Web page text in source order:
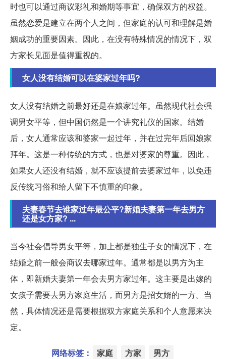
时也可以通过商议彩礼和婚期等事宜，确保双方的权益。
虽然恋爱是建立在两个人之间，但家庭的认可和理解是婚
姻成功的重要因素。因此，在没有特殊情况的情况下，双
方家长见面是值得重视的。
女人没有结婚可以在婆家过年吗?
女人没有结婚之前最好还是在娘家过年。虽然现代社会强
调男女平等，但中国仍然是一个讲究礼仪的国家。结婚
后，女人通常应该和婆家一起过年，并在过完年后回娘家
拜年。这是一种传统的方式，也是对婆家的尊重。因此，
如果女人还没有结婚，就不应该提前去婆家过年，以免违
反传统习俗和给人留下不慎重的印象。
夫妻春节去谁家过年最公平?新婚夫妻第一年去男方
还是女方家? ...
当今社会倡导男女平等，加上都是独生子女的情况下，在
结婚之前一般会商议去哪家过年。通常都是以男方为主
体，即新婚夫妻第一年会去男方家过年。这主要是出嫁的
女孩子需要去男方家庭生活，而男方是招女婿的一方。当
然，具体情况还是需要根据双方家庭关系和个人意愿来决
定。
网络标签： 家庭 方家 男方